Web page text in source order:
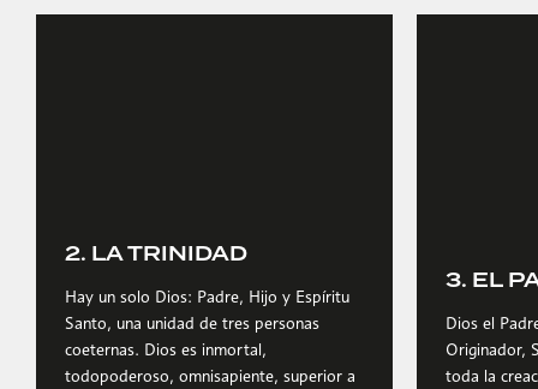
2. LA TRINIDAD
Hay un solo Dios: Padre, Hijo y Espíritu
Santo, una unidad de tres personas
coeternas. Dios es inmortal,
todopoderoso, omnisapiente, superior a
3. EL
Dios el
Originador,
toda la